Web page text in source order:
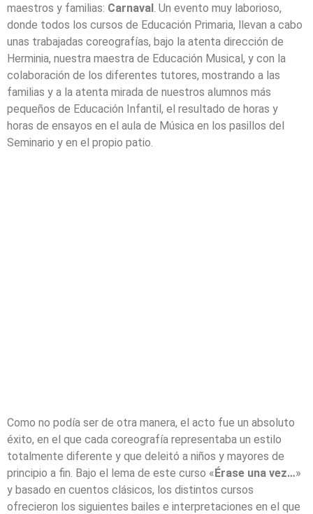
maestros y familias: Carnaval. Un evento muy laborioso,
donde todos los cursos de Educación Primaria, llevan a cabo
unas trabajadas coreografías, bajo la atenta dirección de
Herminia, nuestra maestra de Educación Musical, y con la
colaboración de los diferentes tutores, mostrando a las
familias y a la atenta mirada de nuestros alumnos más
pequeños de Educación Infantil, el resultado de horas y
horas de ensayos en el aula de Música en los pasillos del
Seminario y en el propio patio.
Como no podía ser de otra manera, el acto fue un absoluto
éxito, en el que cada coreografía representaba un estilo
totalmente diferente y que deleitó a niños y mayores de
principio a fin. Bajo el lema de este curso «Érase una vez…»
y basado en cuentos clásicos, los distintos cursos
ofrecieron los siguientes bailes e interpretaciones en el que